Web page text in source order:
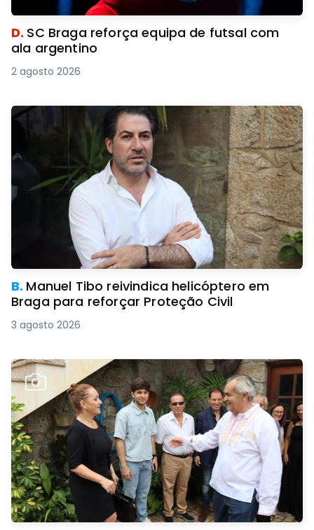
D. SC Braga reforça equipa de futsal com
ala argentino
2 agosto 2026
B. Manuel Tibo reivindica helicóptero em
Braga para reforçar Proteção Civil
3 agosto 2026